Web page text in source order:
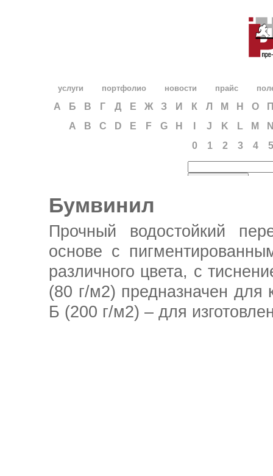
услуги портфолио новости прайс
А Б В Г Д Е Ж З И К Л М Н О
A
B C D E F G H J K L M
0
1 2 3 4 5
Бумвинил
Прочный водостойкий
основе с
различного цвета, с
(80 г/м2) предназначен
Б (200 г/м2) – для